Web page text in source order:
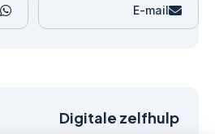
E-mail
Digitale zelfhulp